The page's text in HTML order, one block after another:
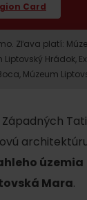
Card
Zľava platí:
Hrádok,
Múzeum
Západných
územia
Mara.